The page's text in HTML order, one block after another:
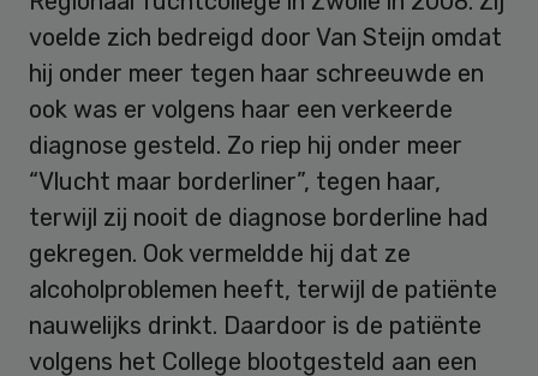
voelde zich bedreigd door Van Steijn omdat
hij onder meer tegen haar schreeuwde en
ook was er volgens haar een verkeerde
diagnose gesteld. Zo riep hij onder meer
“Vlucht maar borderliner”, tegen haar,
terwijl zij nooit de diagnose borderline had
gekregen. Ook vermeldde hij dat ze
alcoholproblemen heeft, terwijl de patiënte
nauwelijks drinkt. Daardoor is de patiënte
volgens het College blootgesteld aan een